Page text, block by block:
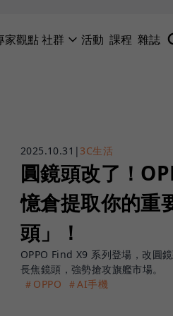
家觀點社群 活動 課程 雜誌
2025.10.31 | 3C生活
圓鏡頭改了！
憶倉提取你的重
頭」！
OPPO Find X9 系列登場，改圓
長焦鏡頭，強勢搶攻旗艦市場。
＃OPPO
＃AI手機